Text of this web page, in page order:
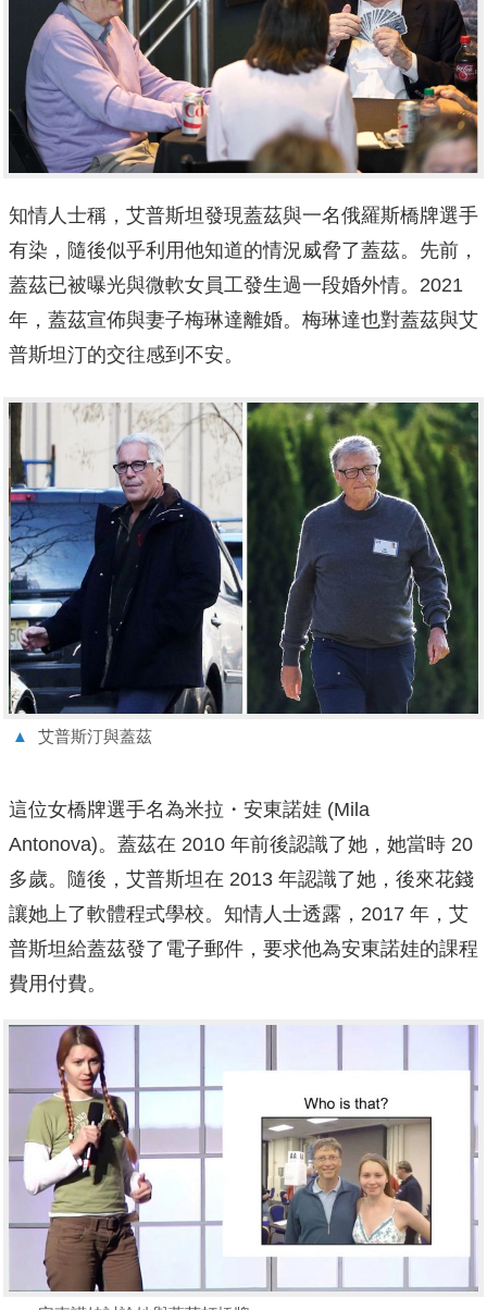
知情人士稱，艾普斯坦發現蓋茲與一名俄羅斯橋牌選手
有染，隨後似乎利用他知道的情況威脅了蓋茲。先前，
蓋茲已被曝光與微軟女員工發生過一段婚外情。2021
年，蓋茲宣佈與妻子梅琳達離婚。梅琳達也對蓋茲與艾
普斯坦汀的交往感到不安。
▲ 艾普斯汀與蓋茲
這位女橋牌選手名為米拉・安東諾娃 (Mila
Antonova)。蓋茲在 2010 年前後認識了她，她當時 20
多歲。隨後，艾普斯坦在 2013 年認識了她，後來花錢
讓她上了軟體程式學校。知情人士透露，2017 年，艾
普斯坦給蓋茲發了電子郵件，要求他為安東諾娃的課程
費用付費。